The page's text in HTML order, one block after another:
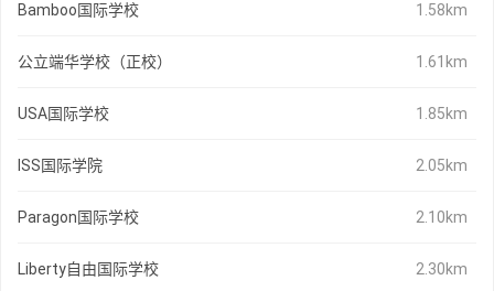
Bamboo国际学校 1.58km
公立端华学校（正校） 1.61km
USA国际学校 1.85km
ISS国际学院 2.05km
Paragon国际学校 2.10km
Liberty自由国际学校 2.30km